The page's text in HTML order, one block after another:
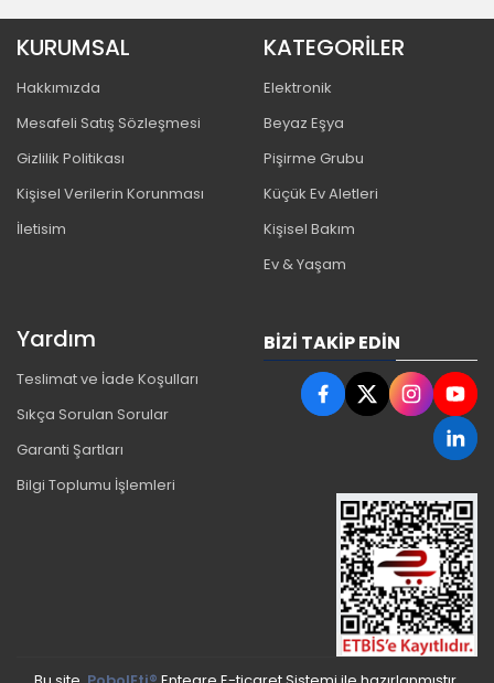
KURUMSAL
Hakkımızda
Mesafeli Satış Sözleşmesi
Gizlilik Politikası
Kişisel Verilerin Korunması
İletisim
KATEGORİLER
Elektronik
Beyaz Eşya
Pişirme Grubu
Küçük Ev Aletleri
Kişisel Bakım
Ev & Yaşam
Yardım
Teslimat ve İade Koşulları
Sıkça Sorulan Sorular
Garanti Şartları
Bilgi Toplumu İşlemleri
BIZI TAKIP EDIN